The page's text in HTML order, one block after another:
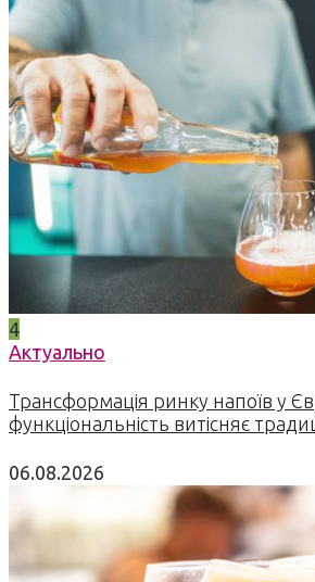
4
Актуально
Трансформація ринку напоїв у
функціональність витісняє
06.08.2026